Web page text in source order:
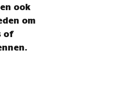
ook
om
of